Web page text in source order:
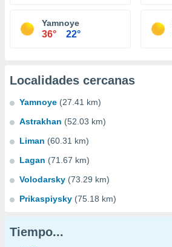
Yamnoye
36° 22°
Localidades cercanas
Yamnoye (27.41 km)
Astrakhan (52.03 km)
Liman (60.31 km)
Lagan (71.67 km)
Volodarsky (73.29 km)
Prikaspiysky (75.18 km)
Tiempo...